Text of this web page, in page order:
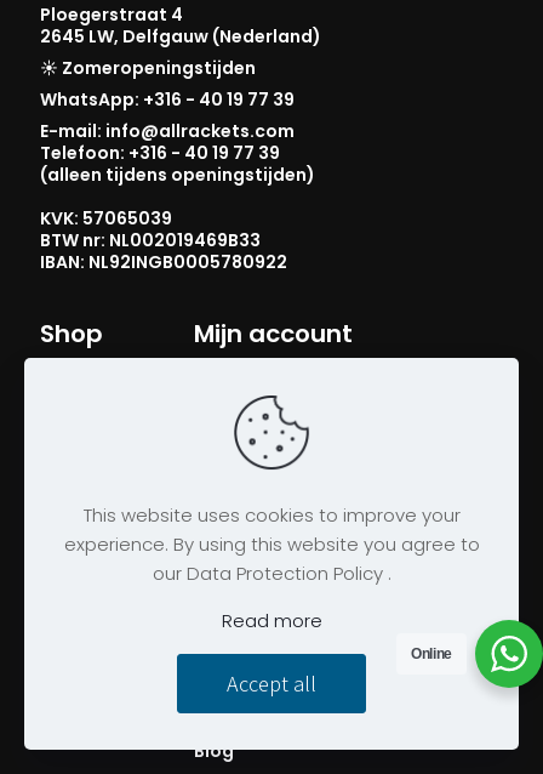
Ploegerstraat 4
2645 LW, Delfgauw (Nederland)
☀️ Zomeropeningstijden
WhatsApp: +316 - 40 19 77 39
E-mail: info@allrackets.com
Telefoon: +316 - 40 19 77 39
(alleen tijdens openingstijden)
KVK: 57065039
BTW nr: NL002019469B33
IBAN: NL92INGB0005780922
Shop
Shuttles
Grips
Mijn account
Accountgegevens
Wachtwoord vergeten
Accountgegevens
Bespanservice
Bedrukservice
Shoppen en testen op jouw club
Clubkleding op maat
Blog
This website uses cookies to improve your
experience. By using this website you agree to
our Data Protection Policy .
Read more
Accept all
Online